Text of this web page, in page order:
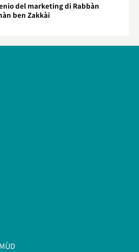
del marketing di Rabbàn
ben Zakkài